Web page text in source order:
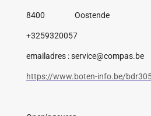
8400 Oostende
+3259320057
emailadres : service@compas.be
https://www.boten-info.be/